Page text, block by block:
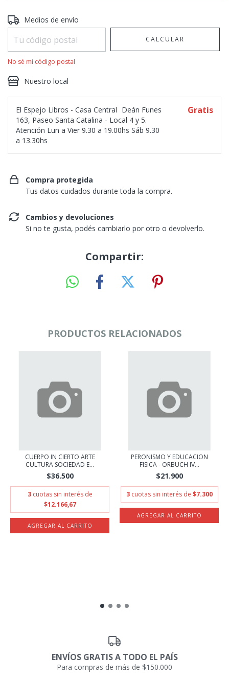
Entregas para el CP:
Medios de envío
CALCULAR
No sé mi código postal
Nuestro local
El Espejo Libros - Casa Central Deán Funes
163, Paseo Santa Catalina - Local 4 y 5.
Atención Lun a Vier 9.30 a 19.00hs Sáb 9.30
a 13.30hs
Gratis
Compra protegida
Tus datos cuidados durante toda la compra.
Cambios y devoluciones
Si no te gusta, podés cambiarlo por otro o devolverlo.
Compartir:
PRODUCTOS RELACIONADOS
CUERPO IN CIERTO ARTE
CULTURA SOCIEDAD E...
$36.500
3 cuotas sin interés de
$12.166,67
PERONISMO Y EDUCACION
FISICA - ORBUCH IV...
$21.900
3 cuotas sin interés de $7.300
ENVÍOS GRATIS A TODO EL PAÍS
Para compras de más de $150.000